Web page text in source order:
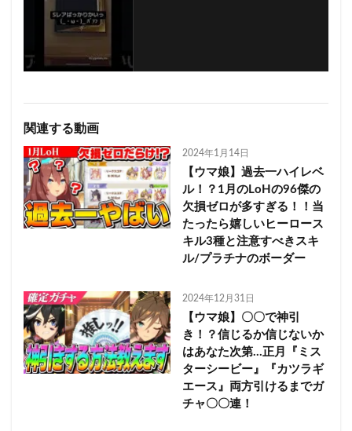
関連する動画
2024年1月14日
【ウマ娘】過去一ハイレベ
ル！？1月のLoHの96傑の
欠損ゼロが多すぎる！！当
たったら嬉しいヒーロース
キル3種と注意すべきスキ
ル/プラチナのボーダー
2024年12月31日
【ウマ娘】〇〇で神引
き！？信じるか信じないか
はあなた次第…正月『ミス
ターシービー』『カツラギ
エース』両方引けるまでガ
チャ〇〇連！